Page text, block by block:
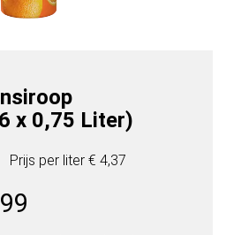
x 0,75 Liter)
Prijs per liter € 4,37